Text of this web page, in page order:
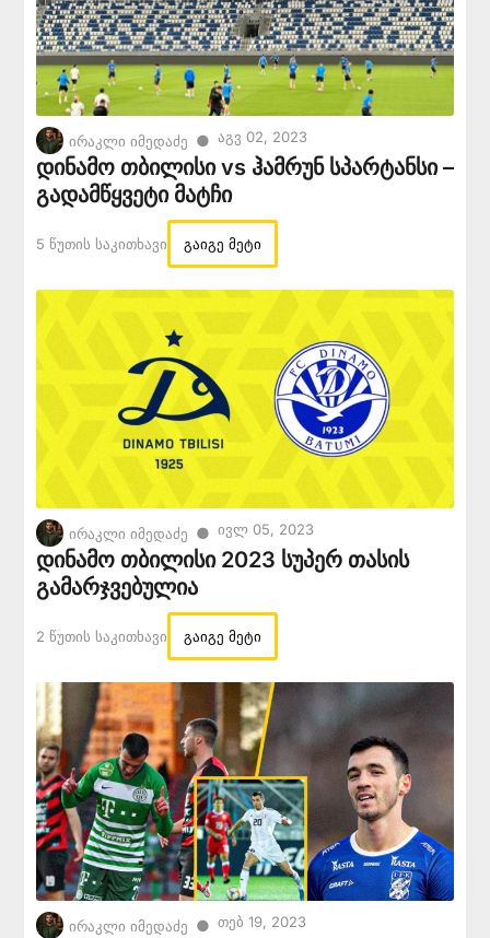
ირაკლი იმედაძე ● Აგვ 02, 2023
დინამო თბილისი vs ჰამრუნ სპარტანსი –
გადამწყვეტი მატჩი
5 Წუთის Საკითხავი გაიგე მეტი
ირაკლი იმედაძე ● Ივლ 05, 2023
დინამო თბილისი 2023 სუპერ თასის
გამარჯვებულია
2 Წუთის Საკითხავი გაიგე მეტი
ირაკლი იმედაძე ● Თებ 19, 2023